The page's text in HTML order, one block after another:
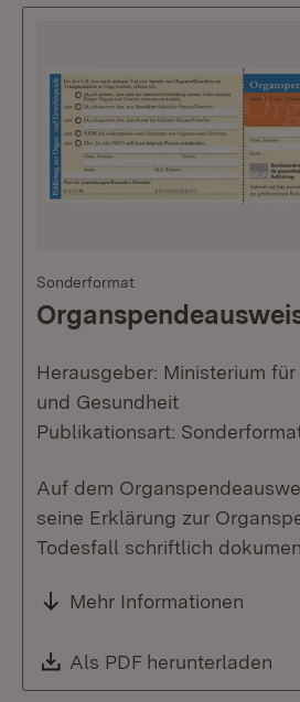
Sonderformat
Herausgeber: Ministerium
und Gesundheit
Publikationsart:
Auf dem
seine Erklärung zur
Todesfall schriftlich
Mehr Informationen
Download:
Als PDF herunterladen